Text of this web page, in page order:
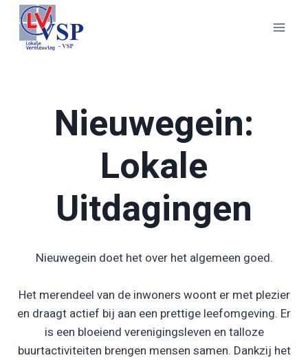
Doorgaan
naar
inhoud
Nieuwegein:
Lokale
Uitdagingen
Nieuwegein doet het over het algemeen goed.
Het merendeel van de inwoners woont er met plezier
en draagt actief bij aan een prettige leefomgeving. Er
is een bloeiend verenigingsleven en talloze
buurtactiviteiten brengen mensen samen. Dankzij het